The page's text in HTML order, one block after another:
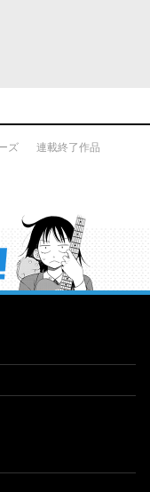
ズ 連載終了作品
ンプルーキー！